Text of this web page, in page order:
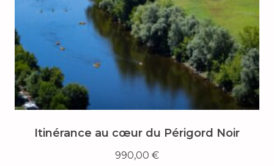
Itinérance au cœur du Périgord Noir
990,00 €